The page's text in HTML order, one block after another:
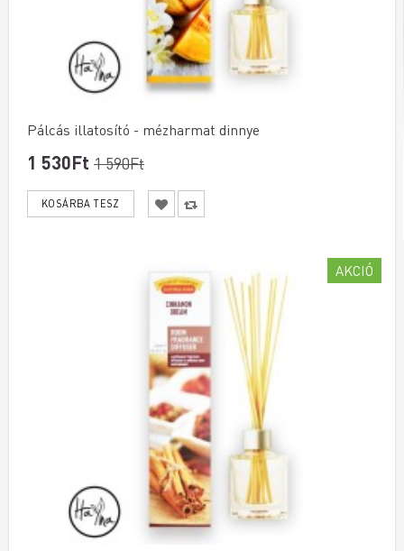
Pálcás illatosító - mézharmat dinnye
1 530Ft 1 590Ft
AKCIÓ